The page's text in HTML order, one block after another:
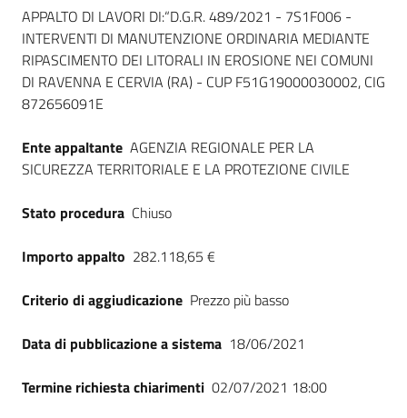
Piattaforme
telematiche
English
Seguici
su
Dati del bando
APPALTO DI LAVORI DI:“D.G.R. 489/2021 - 7S1F006 -
INTERVENTI DI MANUTENZIONE ORDINARIA MEDIANTE
RIPASCIMENTO DEI LITORALI IN EROSIONE NEI COMUNI
DI RAVENNA E CERVIA (RA) - CUP F51G19000030002, CIG
872656091E
Ente appaltante AGENZIA REGIONALE PER LA
SICUREZZA TERRITORIALE E LA PROTEZIONE CIVILE
Stato procedura Chiuso
Importo appalto 282.118,65 €
Criterio di aggiudicazione Prezzo più basso
Data di pubblicazione a sistema 18/06/2021
Termine richiesta chiarimenti 02/07/2021 18:00